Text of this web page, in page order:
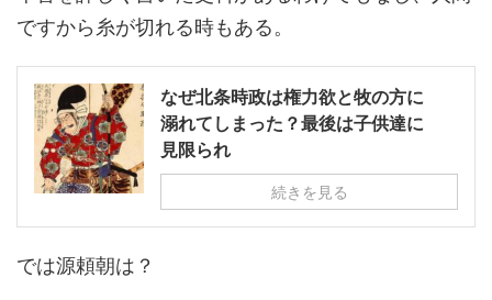
ですから糸が切れる時もある。
なぜ北条時政は権力欲と牧の方に
溺れてしまった？最後は子供達に
見限られ
続きを見る
では源頼朝は？